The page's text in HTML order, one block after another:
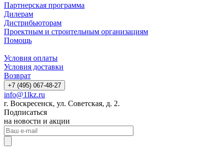
Партнерская программа
Дилерам
Дистрибьюторам
Проектным и строительным организациям
Помощь
Условия оплаты
Условия доставки
Возврат
+7 (495) 067-48-27
info@1lkz.ru
г. Воскресенск, ул. Советская, д. 2.
Подписаться
на новости и акции